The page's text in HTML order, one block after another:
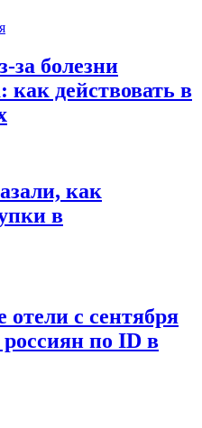
за болезни
как действовать в
как
в
с сентября
россиян по ID в